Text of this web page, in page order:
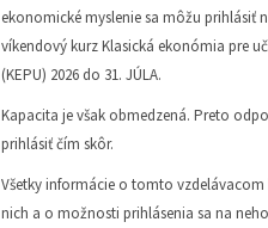
ekonomické myslenie sa môžu prihlásiť
víkendový kurz Klasická ekonómia pre
(KEPU) 2026 do 31. JÚLA.
Kapacita je však obmedzená. Preto
prihlásiť čím skôr.
Všetky informácie o tomto vzdelávacom
nich a o možnosti prihlásenia sa na